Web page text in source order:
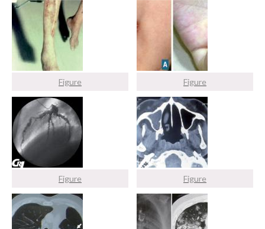
Figure Figure
Figure Figure